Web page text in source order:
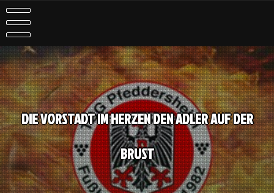
Skip
to
content
DIE VORSTADT IM HERZEN DEN ADLER AUF DER
BRUST